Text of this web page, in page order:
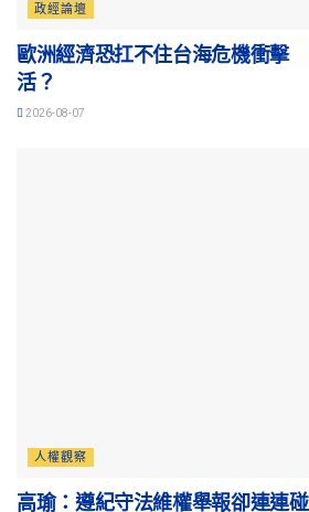
政經論壇
歐洲經濟恐扛不住台海危機衝擊
活？
2026-08-07
人權觀察
高瑜：遵紀守法維權舉報卻連連